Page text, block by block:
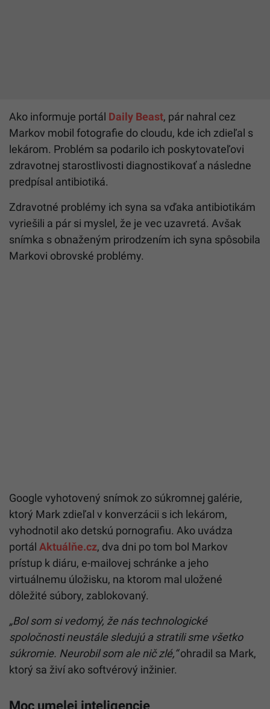
Ako informuje portál Daily Beast, pár nahral cez
Markov mobil fotografie do cloudu, kde ich zdieľal s
lekárom. Problém sa podarilo ich poskytovateľovi
zdravotnej starostlivosti diagnostikovať a následne
predpísal antibiotiká.
Zdravotné problémy ich syna sa vďaka antibiotikám
vyriešili a pár si myslel, že je vec uzavretá. Avšak
snímka s obnaženým prirodzením ich syna spôsobila
Markovi obrovské problémy.
Google vyhotovený snímok zo súkromnej galérie,
ktorý Mark zdieľal v konverzácii s ich lekárom,
vyhodnotil ako detskú pornografiu. Ako uvádza
portál Aktuálňe.cz, dva dni po tom bol Markov
prístup k diáru, e-mailovej schránke a jeho
virtuálnemu úložisku, na ktorom mal uložené
dôležité súbory, zablokovaný.
„Bol som si vedomý, že nás technologické
spoločnosti neustále sledujú a stratili sme všetko
súkromie. Neurobil som ale nič zlé,“ohradil sa Mark,
ktorý sa živí ako softvérový inžinier.
Moc umelej inteligencie